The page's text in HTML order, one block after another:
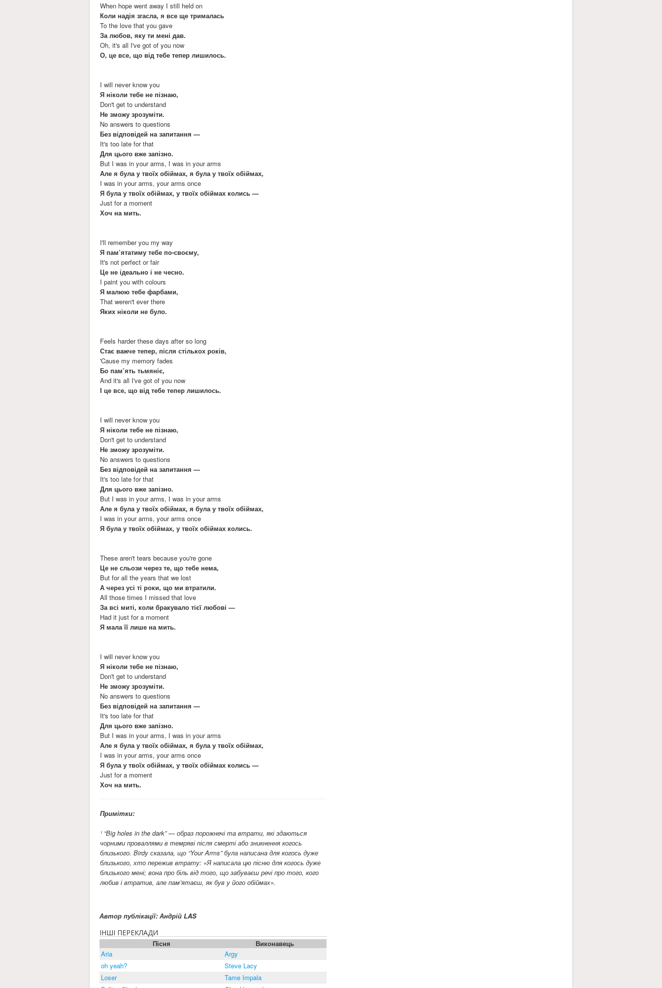
When hope went away I still held on
Коли надія згасла, я все ще трималась
To the love that you gave
За любов, яку ти мені дав.
Oh, it's all I've got of you now
О, це все, що від тебе тепер лишилось.
I will never know you
Я ніколи тебе не пізнаю,
Don't get to understand
Не зможу зрозуміти.
No answers to questions
Без відповідей на запитання —
It's too late for that
Для цього вже запізно.
But I was in your arms, I was in your arms
Але я була у твоїх обіймах, я була у твоїх обіймах,
I was in your arms, your arms once
Я була у твоїх обіймах, у твоїх обіймах колись —
Just for a moment
Хоч на мить.
I'll remember you my way
Я пам’ятатиму тебе по-своєму,
It's not perfect or fair
Це не ідеально і не чесно.
I paint you with colours
Я малюю тебе фарбами,
That weren't ever there
Яких ніколи не було.
Feels harder these days after so long
Стає важче тепер, після стількох років,
'Cause my memory fades
Бо пам’ять тьмяніє,
And it's all I've got of you now
І це все, що від тебе тепер лишилось.
I will never know you
Я ніколи тебе не пізнаю,
Don't get to understand
Не зможу зрозуміти.
No answers to questions
Без відповідей на запитання —
It's too late for that
Для цього вже запізно.
But I was in your arms, I was in your arms
Але я була у твоїх обіймах, я була у твоїх обіймах,
I was in your arms, your arms once
Я була у твоїх обіймах, у твоїх обіймах колись.
These aren't tears because you're gone
Це не сльози через те, що тебе нема,
But for all the years that we lost
А через усі ті роки, що ми втратили.
All those times I missed that love
За всі миті, коли бракувало тієї любові —
Had it just for a moment
Я мала її лише на мить.
I will never know you
Я ніколи тебе не пізнаю,
Don't get to understand
Не зможу зрозуміти.
No answers to questions
Без відповідей на запитання —
It's too late for that
Для цього вже запізно.
But I was in your arms, I was in your arms
Але я була у твоїх обіймах, я була у твоїх обіймах,
I was in your arms, your arms once
Я була у твоїх обіймах, у твоїх обіймах колись —
Just for a moment
Хоч на мить.
Примітки:
¹ “Big holes in the dark” — образ порожнечі та втрати, які здаються
чорними проваллями в темряві після смерті або зникнення когось
близького. Birdy сказала, що “Your Arms” була написана для когось дуже
близького, хто пережив втрату: «Я написала цю пісню для когось дуже
близького мені; вона про біль від того, що забуваєш речі про того, кого
любив і втратив, але пам’ятаєш, як був у його обіймах».
Автор публікації: Андрій LAS
ІНШІ ПЕРЕКЛАДИ
Пісня
Виконавець
Aria
Argy
oh yeah?
Steve Lacy
Loser
Tame Impala